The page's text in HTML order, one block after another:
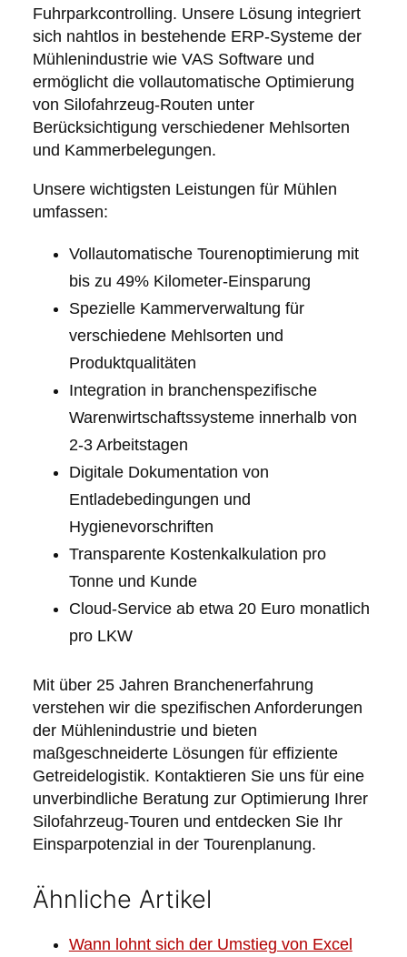
Fuhrparkcontrolling. Unsere Lösung integriert
sich nahtlos in bestehende ERP-Systeme der
Mühlenindustrie wie VAS Software und
ermöglicht die vollautomatische Optimierung
von Silofahrzeug-Routen unter
Berücksichtigung verschiedener Mehlsorten
und Kammerbelegungen.
Unsere wichtigsten Leistungen für Mühlen
umfassen:
Vollautomatische Tourenoptimierung mit
bis zu 49% Kilometer-Einsparung
Spezielle Kammerverwaltung für
verschiedene Mehlsorten und
Produktqualitäten
Integration in branchenspezifische
Warenwirtschaftssysteme innerhalb von
2-3 Arbeitstagen
Digitale Dokumentation von
Entladebedingungen und
Hygienevorschriften
Transparente Kostenkalkulation pro
Tonne und Kunde
Cloud-Service ab etwa 20 Euro monatlich
pro LKW
Mit über 25 Jahren Branchenerfahrung
verstehen wir die spezifischen Anforderungen
der Mühlenindustrie und bieten
maßgeschneiderte Lösungen für effiziente
Getreidelogistik. Kontaktieren Sie uns für eine
unverbindliche Beratung zur Optimierung Ihrer
Silofahrzeug-Touren und entdecken Sie Ihr
Einsparpotenzial in der Tourenplanung.
Ähnliche Artikel
Wann lohnt sich der Umstieg von Excel